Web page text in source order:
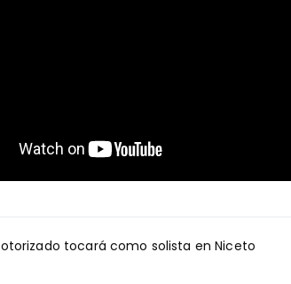
tocará como solista en Niceto